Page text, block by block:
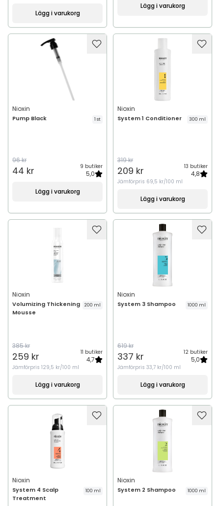
Lägg i varukorg
Lägg i varukorg
Nioxin
Pump Black 1 st
96 kr
44 kr 9 butiker
5,0
Lägg i varukorg
Nioxin
System 1 Conditioner 300 ml
319 kr
209 kr 13 butiker
4,8
Jämförpris 69,5 kr/100 ml
Lägg i varukorg
Nioxin
Volumizing Thickening
Mousse
200 ml
385 kr
259 kr 11 butiker
4,7
Jämförpris 129,5 kr/100 ml
Lägg i varukorg
Nioxin
System 3 Shampoo 1000 ml
619 kr
337 kr 12 butiker
5,0
Jämförpris 33,7 kr/100 ml
Lägg i varukorg
Nioxin
System 4 Scalp
Treatment
100 ml
Nioxin
System 2 Shampoo 1000 ml